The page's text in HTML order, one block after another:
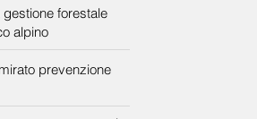
gestione forestale
alpino
prevenzione